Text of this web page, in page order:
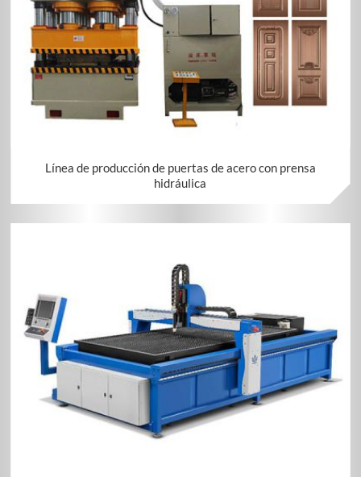
Línea de producción de puertas de acero con prensa
hidráulica